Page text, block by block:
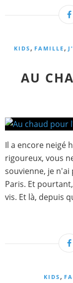
KIDS, FAMILLE,
AU
Il a encore neigé
rigoureux, vous
souvienne, je n'ai
Paris. Et
vis. Et là, depuis
KIDS,